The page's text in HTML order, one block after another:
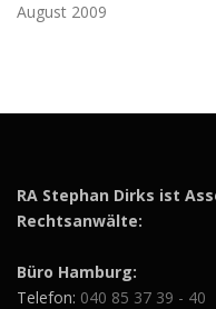
August 2009
RA Stephan Dirks ist
Rechtsanwälte:
Büro Hamburg:
Telefon: 040 85 37 39 - 40